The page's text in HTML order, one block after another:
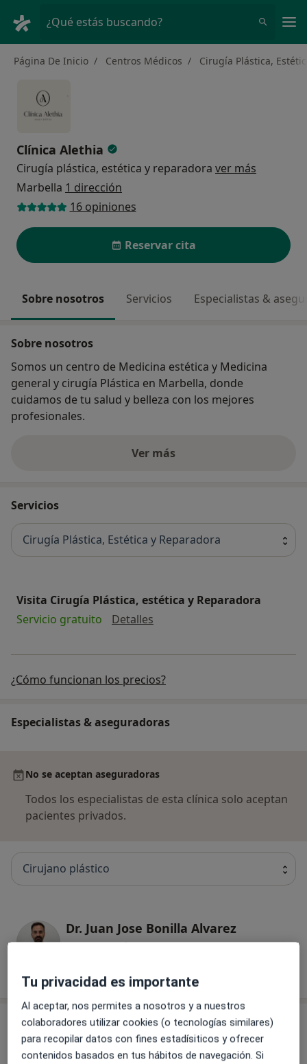
¿Qué estás buscando?
Página De Inicio Centros Médicos Cirugía Plástica,
Clínica Alethia
Cirugía plástica, estética y reparadora ver más
Marbella 1 dirección
16 opiniones
Reservar cita
Sobre nosotros Servicios Especialistas &
Sobre nosotros
Somos un centro de Medicina estética y Medicina
general y cirugía Plástica en Marbella, donde
cuidamos de tu salud y belleza con los mejores
profesionales.
Ver más
Servicios
Cirugía Plástica, Estética y Reparadora
Visita Cirugía Plástica, estética y Reparadora
Servicio gratuito
Detalles
¿Cómo funcionan los precios?
Especialistas & aseguradoras
No se aceptan aseguradoras
Todos los especialistas de esta clínica solo aceptan
pacientes privados.
Cirujano plástico
Dr. Juan Jose Bonilla Alvarez
Cirujano plástico
Consulta
Tu privacidad es importante
Al aceptar, nos permites a nosotros y a nuestros
colaboradores utilizar cookies (o tecnologías similares)
para recopilar datos con fines estadísiticos y ofrecer
contenidos basados en tus hábitos de navegación. Si